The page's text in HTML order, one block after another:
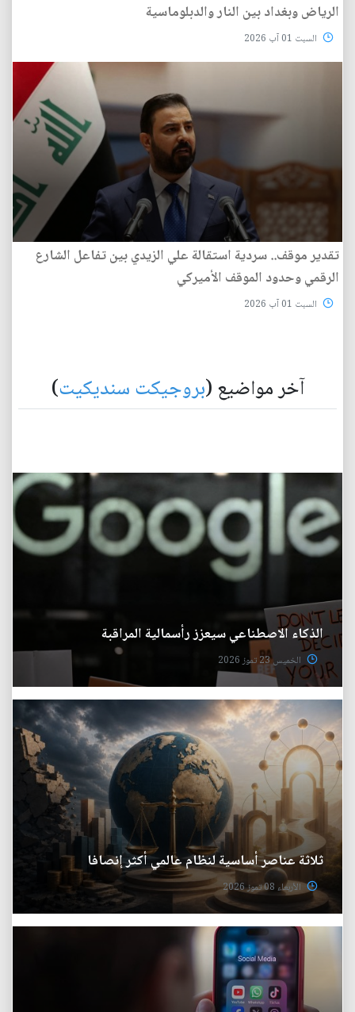
الرياض وبغداد بين النار والدبلوماسية
السبت 01 آب 2026
تقدير موقف.. سردية استقالة علي الزيدي بين تفاعل الشارع
الرقمي وحدود الموقف الأميركي
السبت 01 آب 2026
آخر مواضيع (بروجيكت سنديكيت)
الذكاء الاصطناعي سيعزز رأسمالية المراقبة
الخميس 23 تموز 2026
ثلاثة عناصر أساسية لنظام عالمي أكثر إنصافا
الأربعاء 08 تموز 2026